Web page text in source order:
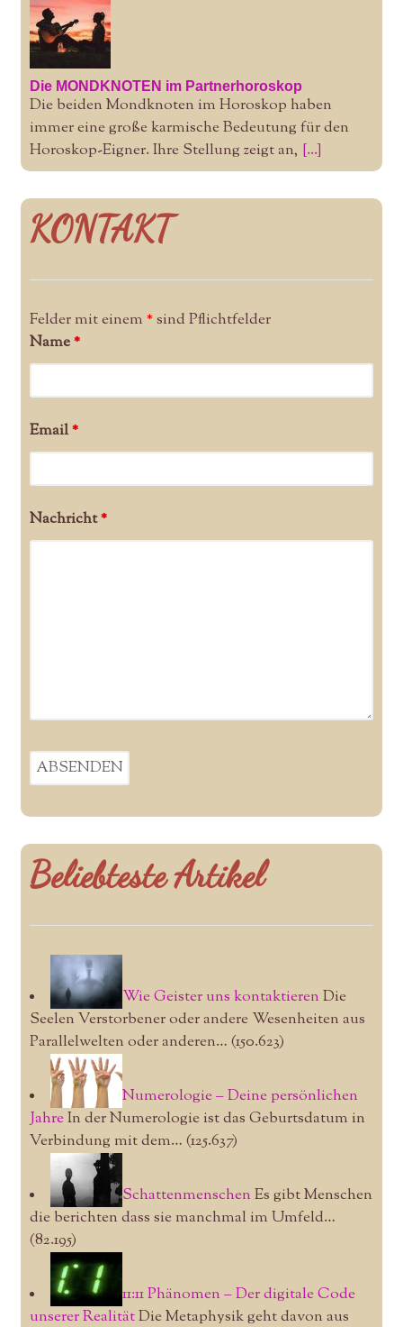
Die MONDKNOTEN im Partnerhoroskop
Die beiden Mondknoten im Horoskop haben
immer eine große karmische Bedeutung für den
Horoskop-Eigner. Ihre Stellung zeigt an, [...]
KONTAKT
Felder mit einem * sind Pflichtfelder
Name*
Email*
Nachricht*
Beliebteste Artikel
Wie Geister uns kontaktierenDie
Seelen Verstorbener oder andere Wesenheiten aus
Parallelwelten oder anderen… (150.623)
Numerologie – Deine persönlichen
JahreIn der Numerologie ist das Geburtsdatum in
Verbindung mit dem… (125.637)
SchattenmenschenEs gibt Menschen
die berichten dass sie manchmal im Umfeld…
(82.195)
11:11 Phänomen – Der digitale Code
unserer RealitätDie Metaphysik geht davon aus